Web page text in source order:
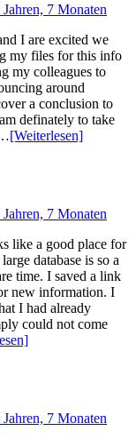
7 Monaten
I are excited we
my files for this info
my colleagues to
around
a conclusion to
definately to take
[Weiterlesen]
7 Monaten
like a good place for
database is so a
time. I saved a link
new information. I
I had already
could not come
7 Monaten